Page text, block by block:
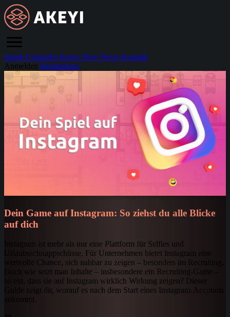
Spiele Upgrades Know How News Kontakt
Anmelden Registrieren
Dein Game auf Instagram: So ziehst du alle Blicke
auf dich
Instagram ist mehr als nur eine Plattform für Selfies und
Urlaubsschnappschüsse. Für Unternehmen bietet Instagram eine
wertvolle Chance, sich nahbar zu zeigen – besonders im Recruiting.
Doch wie setzt man Inhalte – insbesondere ein Recruiting-Game –
so ein, dass sie auf Instagram wirklich Wirkung zeigen? Dieser
Guide zeigt dir, worauf es nach dem Start eines Instagram-Accounts
ankommt.